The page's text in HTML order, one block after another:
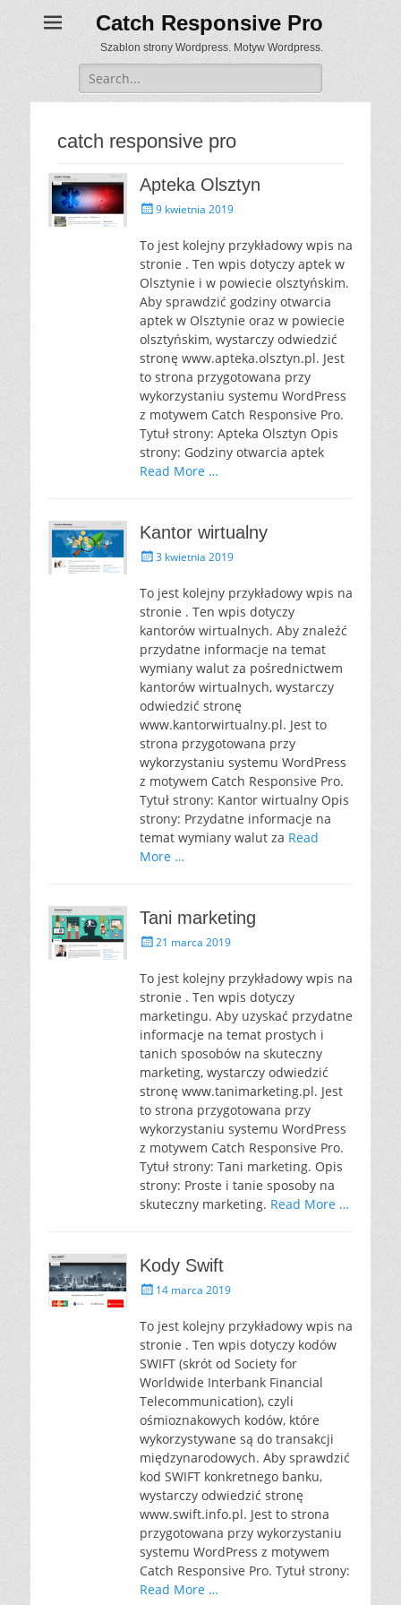
Catch Responsive Pro
Szablon strony Wordpress. Motyw Wordpress.
Search
for:
catch responsive pro
Apteka Olsztyn
P
s
e
d
o
n
9 kwietnia 2019
To jest kolejny przykładowy wpis na
stronie . Ten wpis dotyczy aptek w
Olsztynie i w powiecie olsztyńskim.
Aby sprawdzić godziny otwarcia
aptek w Olsztynie oraz w powiecie
olsztyńskim, wystarczy odwiedzić
stronę www.apteka.olsztyn.pl. Jest
to strona przygotowana przy
wykorzystaniu systemu WordPress
z motywem Catch Responsive Pro.
Tytuł strony: Apteka Olsztyn Opis
strony: Godziny otwarcia aptek
Read More …
Kantor wirtualny
P
s
e
d
o
n
3 kwietnia 2019
To jest kolejny przykładowy wpis na
stronie . Ten wpis dotyczy
kantorów wirtualnych. Aby znaleźć
przydatne informacje na temat
wymiany walut za pośrednictwem
kantorów wirtualnych, wystarczy
odwiedzić stronę
www.kantorwirtualny.pl. Jest to
strona przygotowana przy
wykorzystaniu systemu WordPress
z motywem Catch Responsive Pro.
Tytuł strony: Kantor wirtualny Opis
strony: Przydatne informacje na
temat wymiany walut za Read
More …
Tani marketing
P
s
e
d
o
n
21 marca 2019
To jest kolejny przykładowy wpis na
stronie . Ten wpis dotyczy
marketingu. Aby uzyskać przydatne
informacje na temat prostych i
tanich sposobów na skuteczny
marketing, wystarczy odwiedzić
stronę www.tanimarketing.pl. Jest
to strona przygotowana przy
wykorzystaniu systemu WordPress
z motywem Catch Responsive Pro.
Tytuł strony: Tani marketing. Opis
strony: Proste i tanie sposoby na
skuteczny marketing. Read More …
Kody Swift
P
s
e
d
o
n
14 marca 2019
To jest kolejny przykładowy wpis na
stronie . Ten wpis dotyczy kodów
SWIFT (skrót od Society for
Worldwide Interbank Financial
Telecommunication), czyli
ośmioznakowych kodów, które
wykorzystywane są do transakcji
międzynarodowych. Aby sprawdzić
kod SWIFT konkretnego banku,
wystarczy odwiedzić stronę
www.swift.info.pl. Jest to strona
przygotowana przy wykorzystaniu
systemu WordPress z motywem
Catch Responsive Pro. Tytuł strony:
Read More …